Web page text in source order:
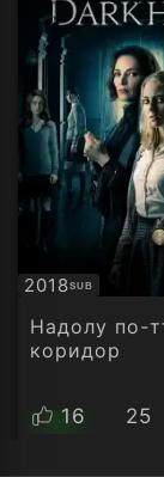
2018SUB
Субтитри
Надолу по-
коридор
16 25